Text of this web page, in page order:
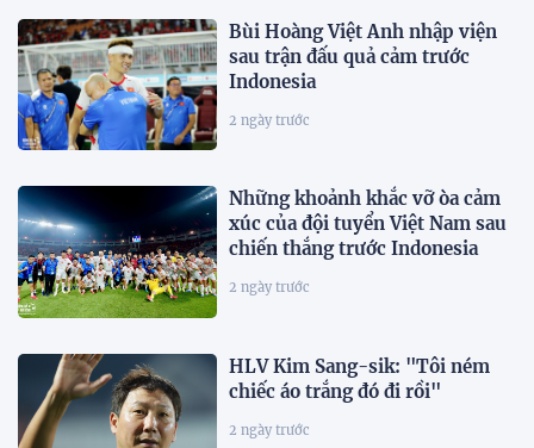
Bùi Hoàng Việt Anh nhập viện
sau trận đấu quả cảm trước
Indonesia
2 ngày trước
Những khoảnh khắc vỡ òa cảm
xúc của đội tuyển Việt Nam sau
chiến thắng trước Indonesia
2 ngày trước
HLV Kim Sang-sik: "Tôi ném
chiếc áo trắng đó đi rồi"
2 ngày trước